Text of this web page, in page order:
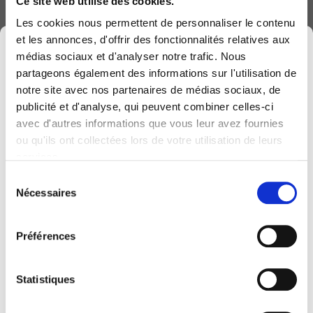
Les cookies nous permettent de personnaliser le contenu
et les annonces, d'offrir des fonctionnalités relatives aux
médias sociaux et d'analyser notre trafic. Nous
partageons également des informations sur l'utilisation de
notre site avec nos partenaires de médias sociaux, de
publicité et d'analyse, qui peuvent combiner celles-ci
avec d'autres informations que vous leur avez fournies
ou qu'ils ont collectées lors de votre utilisation de leurs
Nécessaires
Préférences
Statistiques
Computerland devient KEYES, votre partenaire
belge de référence en solutions digitales, alliant
Cette évolution marque une nouvelle étape, avec
personnes de contact habituelles restent les
mêmes et notre helpdesk continue de vous
Transformer le service public avec
l’IA : le témoignage du SPW
accompagné par Computerland
17 Dec 2025
TechXperience